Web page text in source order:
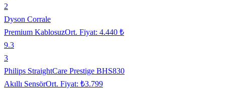
2
Dyson Corrale
Premium KablosuzOrt. Fiyat: 4.440 ₺
9.3
3
Philips StraightCare Prestige BHS830
Akıllı SensörOrt. Fiyat: ₺3.799